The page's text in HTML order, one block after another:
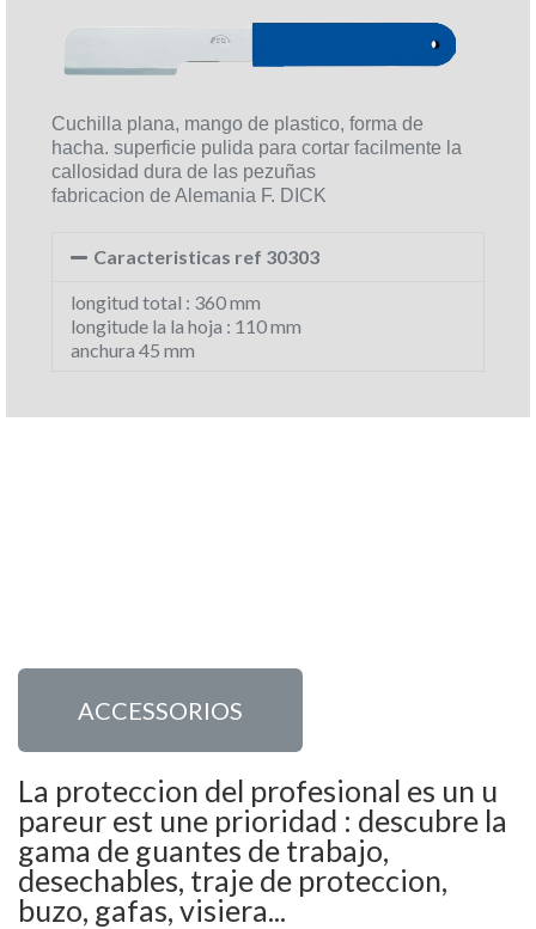
Cuchilla plana, mango de plastico, forma de
hacha. superficie pulida para cortar facilmente la
callosidad dura de las pezuñas
fabricacion de Alemania F. DICK
Caracteristicas ref 30303
longitud total : 360 mm
longitude la la hoja : 110 mm
anchura 45 mm
ACCESSORIOS
La proteccion del profesional es un u
pareur est une prioridad : descubre la
gama de guantes de trabajo,
desechables, traje de proteccion,
buzo, gafas, visiera...